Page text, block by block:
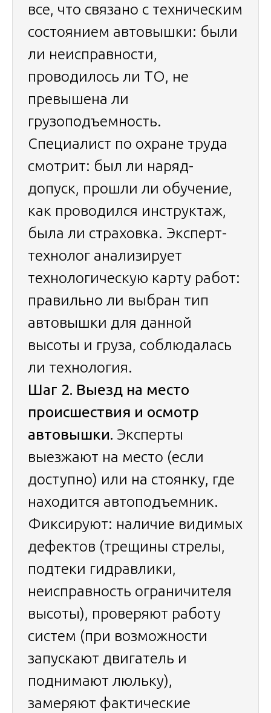
все, что связано с техническим
состоянием автовышки: были
ли неисправности,
проводилось ли ТО, не
превышена ли
грузоподъемность.
Специалист по охране труда
смотрит: был ли наряд-
допуск, прошли ли обучение,
как проводился инструктаж,
была ли страховка. Эксперт-
технолог анализирует
технологическую карту работ:
правильно ли выбран тип
автовышки для данной
высоты и груза, соблюдалась
ли технология.
Шаг 2. Выезд на место
происшествия и осмотр
автовышки. Эксперты
выезжают на место (если
доступно) или на стоянку, где
находится автоподъемник.
Фиксируют: наличие видимых
дефектов (трещины стрелы,
подтеки гидравлики,
неисправность ограничителя
высоты), проверяют работу
систем (при возможности
запускают двигатель и
поднимают люльку),
замеряют фактические